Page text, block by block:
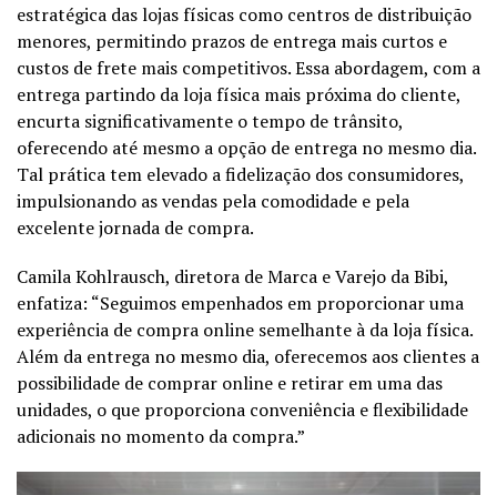
estratégica das lojas físicas como centros de distribuição
menores, permitindo prazos de entrega mais curtos e
custos de frete mais competitivos. Essa abordagem, com a
entrega partindo da loja física mais próxima do cliente,
encurta significativamente o tempo de trânsito,
oferecendo até mesmo a opção de entrega no mesmo dia.
Tal prática tem elevado a fidelização dos consumidores,
impulsionando as vendas pela comodidade e pela
excelente jornada de compra.
Camila Kohlrausch, diretora de Marca e Varejo da Bibi,
enfatiza: “Seguimos empenhados em proporcionar uma
experiência de compra online semelhante à da loja física.
Além da entrega no mesmo dia, oferecemos aos clientes a
possibilidade de comprar online e retirar em uma das
unidades, o que proporciona conveniência e flexibilidade
adicionais no momento da compra.”